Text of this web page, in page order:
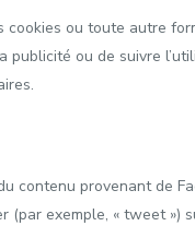
cookies ou toute autre
publicité ou de suivre
contenu provenant de
(par exemple, « tweet »)